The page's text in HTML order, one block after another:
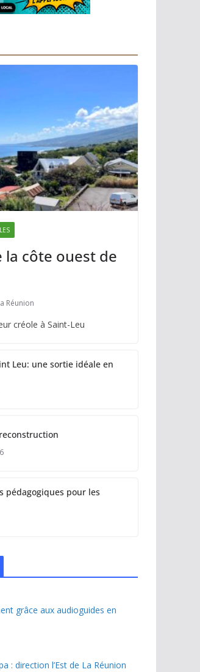
la côte ouest de
Réunion
créole à Saint-Leu
Leu: une sortie idéale en
pédagogiques pour les
grâce aux audioguides en
: direction l’Est de La Réunion